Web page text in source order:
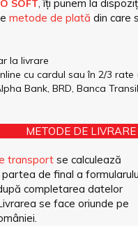
SOFT, îți punem la
metode de plată din care
la livrare
cu cardul sau în 2/3 rate
Bank, BRD, Banca
METODE DE LIVRARE
transport se calculează
de final a
completarea datelor
se face oriunde pe